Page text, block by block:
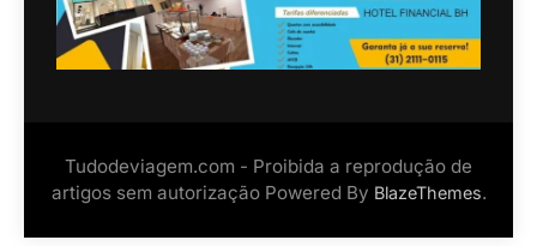
Tudodeviagem.com - Proibida a reprodução de
artigos sem autorização Powered By BlazeThemes.